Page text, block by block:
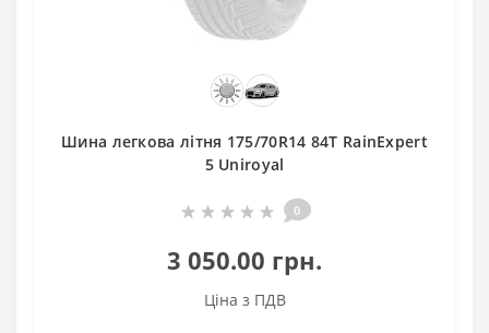
Шина легкова літня 175/70R14 84T RainExpert
5 Uniroyal
0
3 050.00 грн.
Ціна з ПДВ